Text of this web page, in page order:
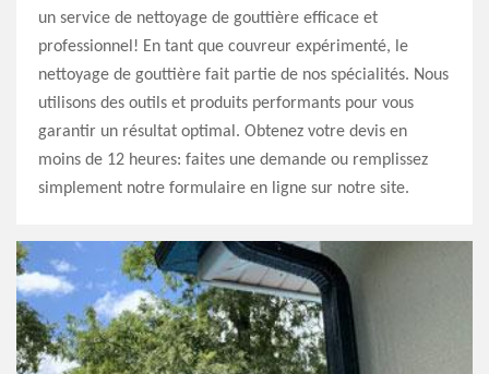
un service de nettoyage de gouttière efficace et
professionnel! En tant que couvreur expérimenté, le
nettoyage de gouttière fait partie de nos spécialités. Nous
utilisons des outils et produits performants pour vous
garantir un résultat optimal. Obtenez votre devis en
moins de 12 heures: faites une demande ou remplissez
simplement notre formulaire en ligne sur notre site.